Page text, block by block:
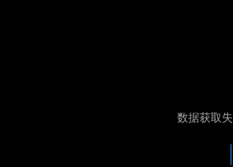
数据获取